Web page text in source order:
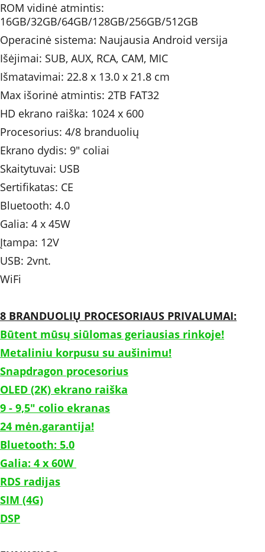
ROM vidinė atmintis:
16GB/32GB/64GB/128GB/256GB/512GB
Operacinė sistema: Naujausia Android versija
Išėjimai: SUB, AUX, RCA, CAM, MIC
Išmatavimai: 22.8 x 13.0 x 21.8 cm
Max išorinė atmintis: 2TB FAT32
HD ekrano raiška: 1024 x 600
Procesorius: 4/8 branduolių
Ekrano dydis: 9" coliai
Skaitytuvai: USB
Sertifikatas: CE
Bluetooth: 4.0
Įtampa: 12V
USB: 2vnt.
WiFi
8 BRANDUOLIŲ PROCESORIAUS PRIVALUMAI:
Būtent mūsų siūlomas geriausias rinkoje!
Metaliniu korpusu su aušinimu!
Snapdragon procesorius
OLED (2K) ekrano raiška
9 - 9,5" colio ekranas
24 mėn.garantija!
Bluetooth: 5.0
RDS radijas
SIM (4G)
DSP